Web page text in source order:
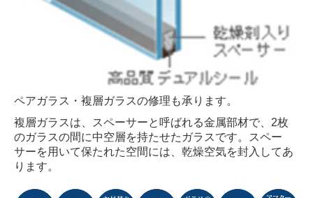
防犯面格子
集合住宅エントランス リニューアル工事
オートロック
宅配BOX・集合ポスト
防犯カメラ
ペアガラス・複層ガラスの修理も承ります。
複層ガラスは、スペーサーと呼ばれる金属部材で、2枚
のガラスの間に中空層を持たせたガラスです。スペー
サーを用いて保たれた空間には、乾燥空気を封入してあ
ります。